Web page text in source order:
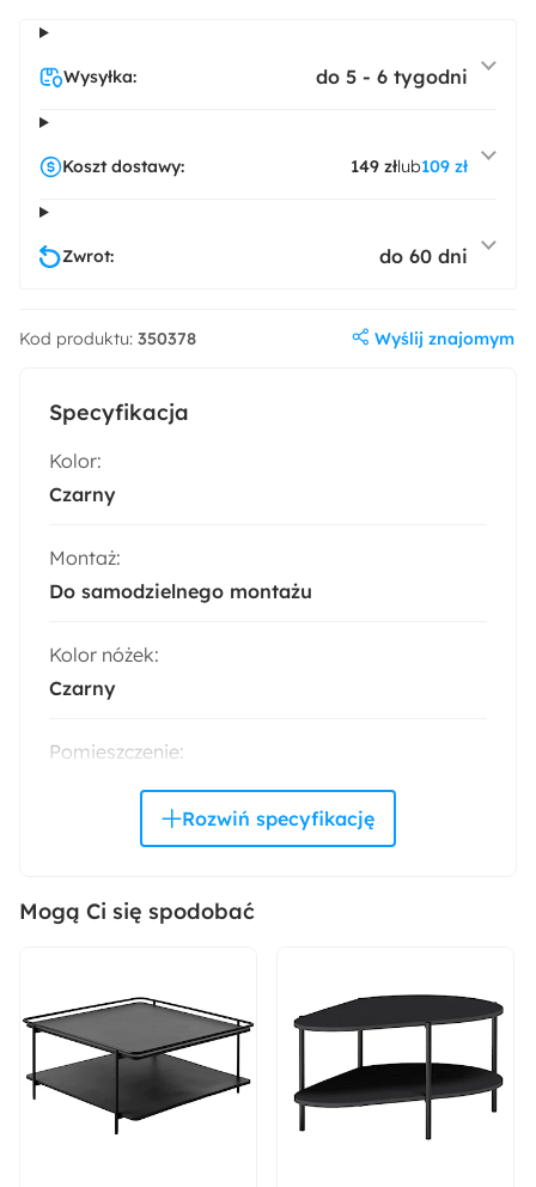
Specyfikacja
Kolor:
Czarny
Montaż:
Do samodzielnego montażu
Kolor nóżek:
Czarny
Pomieszczenie:
Materiał nóżek:
Materiał oparcia:
Pianka poliuretanowa
Materiał siedziska:
Mogą Ci się spodobać
Wysyłka: do 5 - 6 tygodni
Koszt dostawy: 149 złlub109 zł
Zwrot: do 60 dni
Kod produktu: 350378 Wyślij znajomym